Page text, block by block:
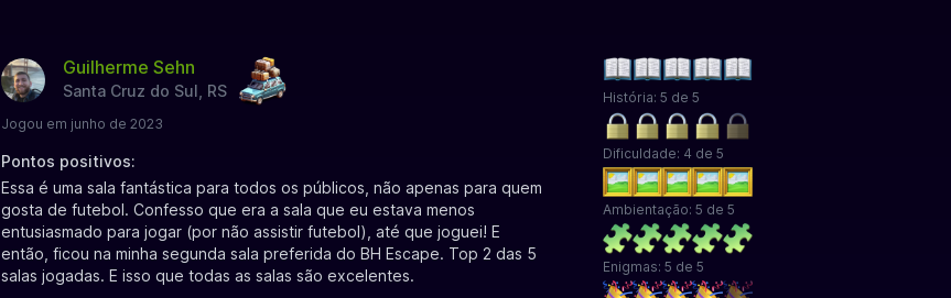
Guilherme Sehn
Santa Cruz do Sul, RS
Jogou em junho de 2023
Pontos positivos:
Essa é uma sala fantástica para todos os públicos, não apenas para quem
gosta de futebol. Confesso que era a sala que eu estava menos
entusiasmado para jogar (por não assistir futebol), até que joguei! E
então, ficou na minha segunda sala preferida do BH Escape. Top 2 das 5
salas jogadas. E isso que todas as salas são excelentes.
História: 5 de 5
Dificuldade: 4 de 5
Ambientação: 5 de 5
Enigmas: 5 de 5